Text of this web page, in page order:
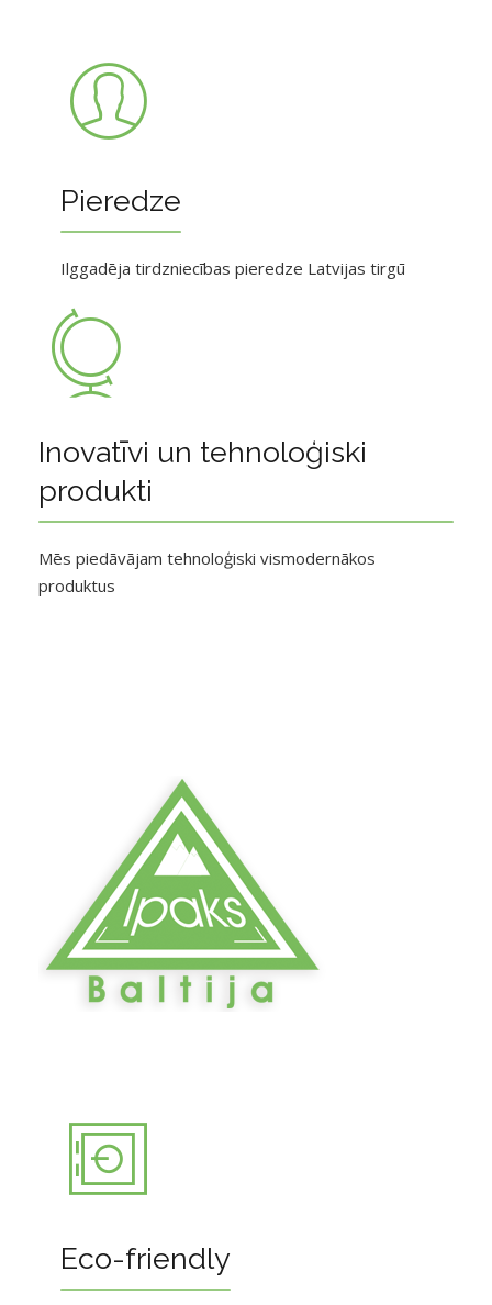
Pieredze
Ilggadēja tirdzniecības pieredze Latvijas tirgū
Inovatīvi un tehnoloģiski
produkti
Mēs piedāvājam tehnoloģiski vismodernākos
produktus
Eco-friendly